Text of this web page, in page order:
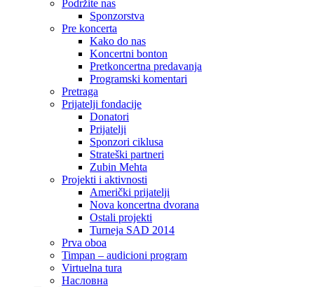
Podržite nas
Sponzorstva
Pre koncerta
Kako do nas
Koncertni bonton
Pretkoncertna predavanja
Programski komentari
Pretraga
Prijatelji fondacije
Donatori
Prijatelji
Sponzori ciklusa
Strateški partneri
Zubin Mehta
Projekti i aktivnosti
Američki prijatelji
Nova koncertna dvorana
Ostali projekti
Turneja SAD 2014
Prva oboa
Timpan – audicioni program
Virtuelna tura
Насловна